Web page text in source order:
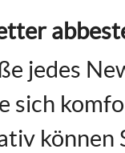
jedes
sich
können